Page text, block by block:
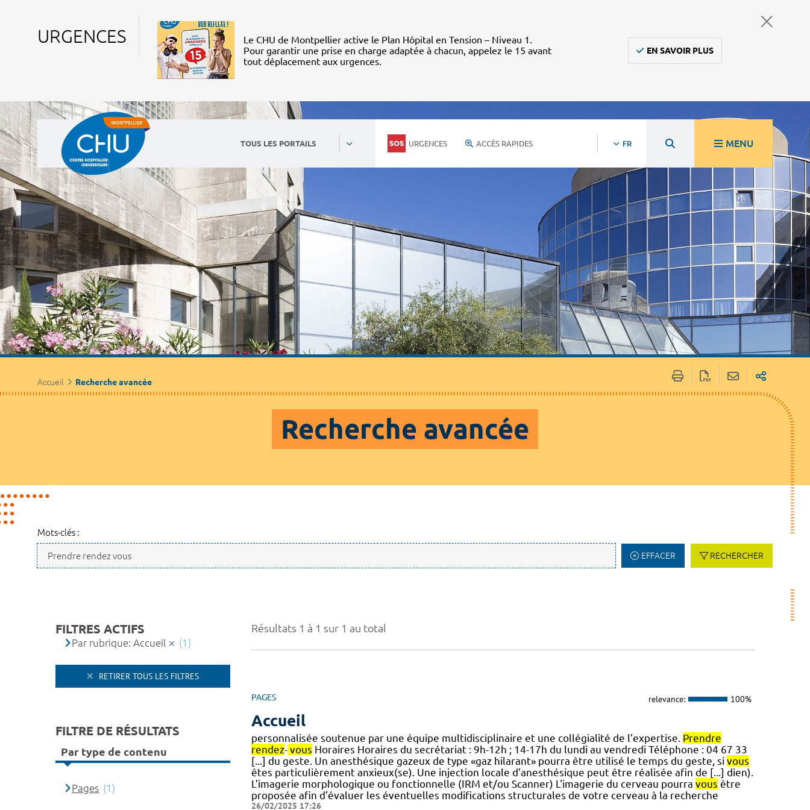
URGENCES
Le CHU de Montpellier active le Plan Hôpital en Tension – Niveau 1.
Pour garantir une prise en charge adaptée à chacun, appelez le 15 avant
tout déplacement aux urgences.
EN SAVOIR PLUS
TOUS LES PORTAILS URGENCES ACCÈS RAPIDES FR MENU
Accueil Recherche avancée
Recherche avancée
Mots-clés :
EFFACER RECHERCHER
Résultats 1 à 1 sur 1 au total
PAGES relevance: 100%
Accueil
personnalisée soutenue par une équipe multidisciplinaire et une collégialité de l’expertise. Prendre
rendez- vous Horaires Horaires du secrétariat : 9h-12h ; 14-17h du lundi au vendredi Téléphone : 04 67 33
[...] du geste. Un anesthésique gazeux de type «gaz hilarant» pourra être utilisé le temps du geste, si vous
êtes particulièrement anxieux(se). Une injection locale d’anesthésique peut être réalisée afin de [...] dien).
L’imagerie morphologique ou fonctionnelle (IRM et/ou Scanner) L'imagerie du cerveau pourra vous être
proposée afin d’évaluer les éventuelles modifications structurales de votre cerveau à la recherche
26/02/2025 17:26
FILTRES ACTIFS
Par rubrique: Accueil (1)
RETIRER TOUS LES FILTRES
FILTRE DE RÉSULTATS
Par type de contenu
Pages (1)